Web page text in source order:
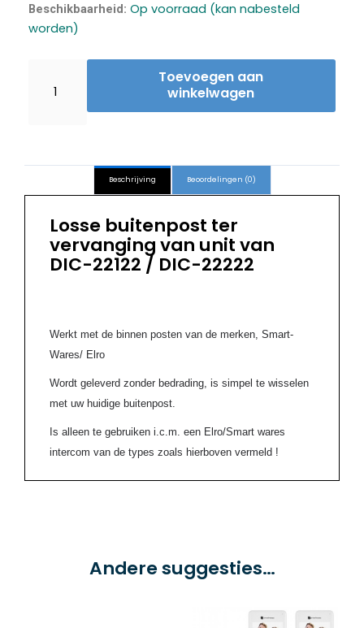
Beschikbaarheid: Op voorraad (kan nabesteld
worden)
buitenpost
camera
Toevoegen aan
winkelwagen
Beschrijving Beoordelingen (0)
Losse buitenpost ter
vervanging van unit van
DIC-22122 / DIC-22222
Werkt met de binnen posten van de merken, Smart-
Wares/ Elro
Wordt geleverd zonder bedrading, is simpel te wisselen
met uw huidige buitenpost.
Is alleen te gebruiken i.c.m. een Elro/Smart wares
intercom van de types zoals hierboven vermeld !
Andere suggesties…